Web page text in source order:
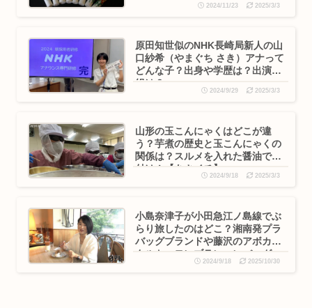
2024/11/23 2025/3/3
原田知世似のNHK長崎局新人の山
口紗希（やまぐち さき）アナって
どんな子？出身や学歴は？出演番
組は？
2024/9/29 2025/3/3
山形の玉こんにゃくはどこが違
う？芋煮の歴史と玉こんにゃくの
関係は？スルメを入れた醤油で味
付け！【あさイチ】
2024/9/18 2025/3/3
小島奈津子が小田急江ノ島線でぶ
らり旅したのはどこ？湘南発プラ
バッグブランドや藤沢のアボカド
タルト・モンブランハンバーグ
2024/9/18 2025/10/30